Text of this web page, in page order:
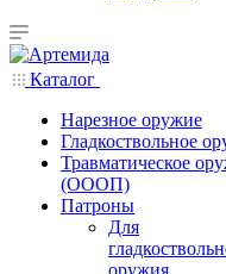
Каталог
Нарезное оружие
Гладкоствольное
Травматическое
(ОООП)
Патроны
Для
оружия